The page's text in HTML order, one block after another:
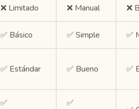
❌ Limitado ❌ Manual ❌
✅ Básico ✅ Simple ✅
✅ Estándar ✅ Bueno ✅
✅
✅